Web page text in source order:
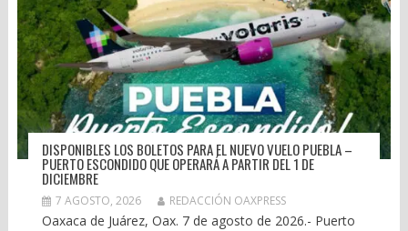
DISPONIBLES LOS BOLETOS PARA EL NUEVO VUELO PUEBLA –
PUERTO ESCONDIDO QUE OPERARÁ A PARTIR DEL 1 DE
DICIEMBRE
7 AGOSTO, 2026 REDACCIÓN OAXPRESS
Oaxaca de Juárez, Oax. 7 de agosto de 2026.- Puerto